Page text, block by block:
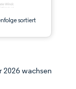
sortiert
2026 wachsen